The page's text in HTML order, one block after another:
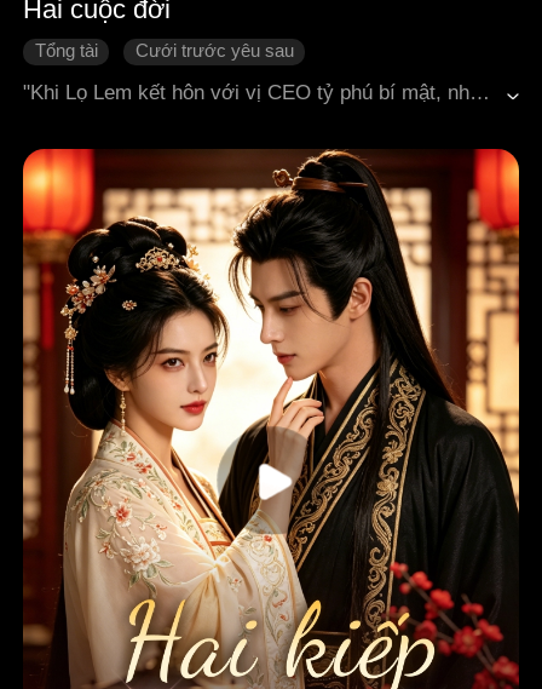
Hai cuộc đời
Tổng tài
Cưới trước yêu sau
Kết hôn chớp nhoáng
Lâu ngày sinh tình
Ngôn tình hiện đại
Ngọt sủng
"Khi Lọ Lem kết hôn với vị CEO tỷ phú bí mật, những tia lửa tình yêu nào sẽ bùng cháy giữa họ?